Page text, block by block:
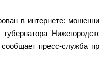
в интернете:
пресс-служба